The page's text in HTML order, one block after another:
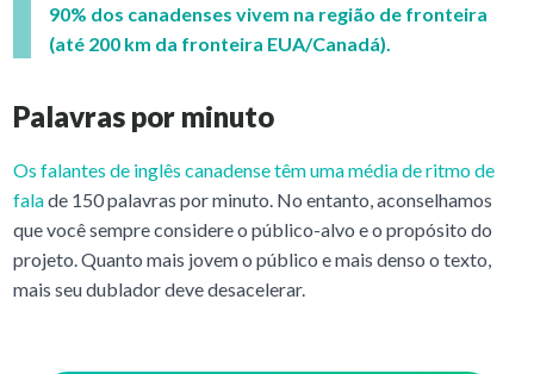
90% dos canadenses vivem na região de fronteira
(até 200 km da fronteira EUA/Canadá).
Palavras por minuto
Os falantes de inglês canadense têm uma média de ritmo de
falade 150 palavras por minuto. No entanto, aconselhamos
que você sempre considere o público-alvo e o propósito do
projeto. Quanto mais jovem o público e mais denso o texto,
mais seu dublador deve desacelerar.